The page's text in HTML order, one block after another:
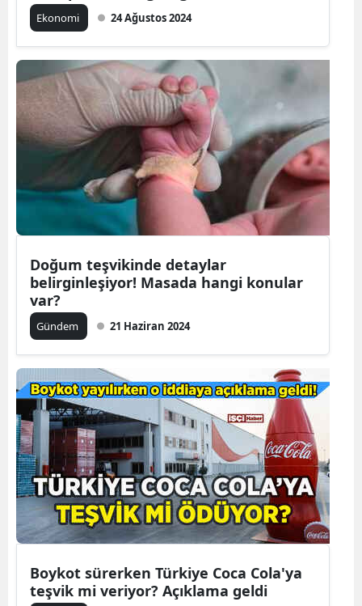
Gaziantep
Gümüşhane
Hakkari
Hatay
Isparta
Kars
Kastamonu
Kayseri
Kırklareli
Kırşehir
Kocaeli
Ekonomi 24 Ağustos 2024
Doğum teşvikinde detaylar
belirginleşiyor! Masada hangi konular
var?
Gündem 21 Haziran 2024
Boykot sürerken Türkiye Coca Cola'ya
teşvik mi veriyor? Açıklama geldi